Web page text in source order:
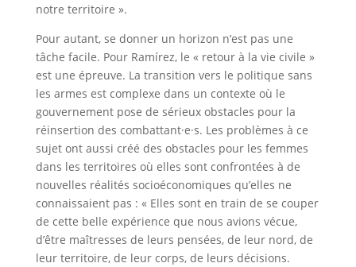
notre territoire ».
Pour autant, se donner un horizon n’est pas une
tâche facile. Pour Ramírez, le « retour à la vie civile »
est une épreuve. La transition vers le politique sans
les armes est complexe dans un contexte où le
gouvernement pose de sérieux obstacles pour la
réinsertion des combattant·e·s. Les problèmes à ce
sujet ont aussi créé des obstacles pour les femmes
dans les territoires où elles sont confrontées à de
nouvelles réalités socioéconomiques qu’elles ne
connaissaient pas : « Elles sont en train de se couper
de cette belle expérience que nous avions vécue,
d’être maîtresses de leurs pensées, de leur nord, de
leur territoire, de leur corps, de leurs décisions.